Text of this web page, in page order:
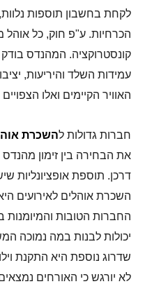
לקחת בחשבון תוספות נלוות,
הכרחיות. ע"פ חוק, כל אוהל
קונסטרוקציה. המהנדס
עמידות השלד והיריעות,
האוויר הקיימים ואלו
חברות גדולות להשכרת
את הבחירה בין זימון
דרכן. תוספת אופציונליות
השכרת אוהלים לאירועים
החברות הטובות והמיומנות
יכולות לבנות במה נמוכה
שדרוג נוספת היא התקנת
לא יורגש כי האורחים